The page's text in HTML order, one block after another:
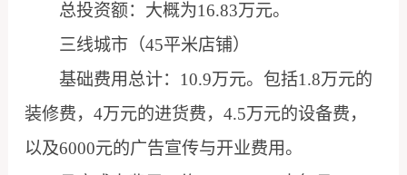
总投资额：大概为16.83万元。
三线城市（45平米店铺）
基础费用总计：10.9万元。包括1.8万元的
装修费，4万元的进货费，4.5万元的设备费，
以及6000元的广告宣传与开业费用。